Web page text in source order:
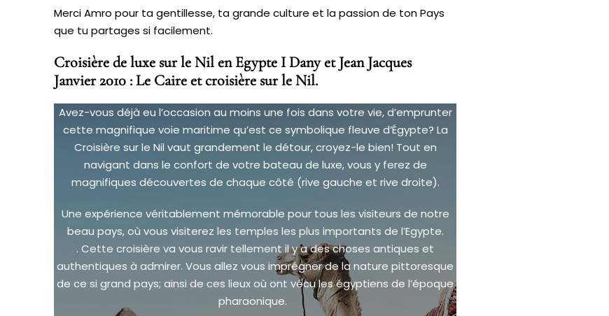
Merci Amro pour ta gentillesse, ta grande culture et la passion de ton Pays
que tu partages si facilement.
Croisière de luxe sur le Nil en Egypte I Dany et Jean Jacques
Janvier 2010 : Le Caire et croisière sur le Nil.
Avez-vous déjà eu l’occasion au moins une fois dans votre vie, d’emprunter
cette magnifique voie maritime qu’est ce symbolique fleuve d’Égypte? La
Croisière sur le Nil vaut grandement le détour, croyez-le bien! Tout en
navigant dans le confort de votre bateau de luxe, vous y ferez de
magnifiques découvertes de chaque côté (rive gauche et rive droite).
Une expérience véritablement mémorable pour tous les visiteurs de notre
beau pays, où vous visiterez les temples les plus importants de l’Egypte.
. Cette croisière va vous ravir tellement il y a des choses antiques et
authentiques à admirer. Vous allez vous imprégner de la nature pittoresque
de ce si grand pays; ainsi de ces lieux où ont vécu les égyptiens de l’époque
pharaonique.